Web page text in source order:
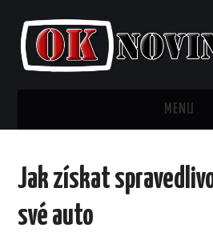
MENU
BYDLENÍ
Jak získat
své auto